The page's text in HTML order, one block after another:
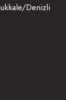
Denizli